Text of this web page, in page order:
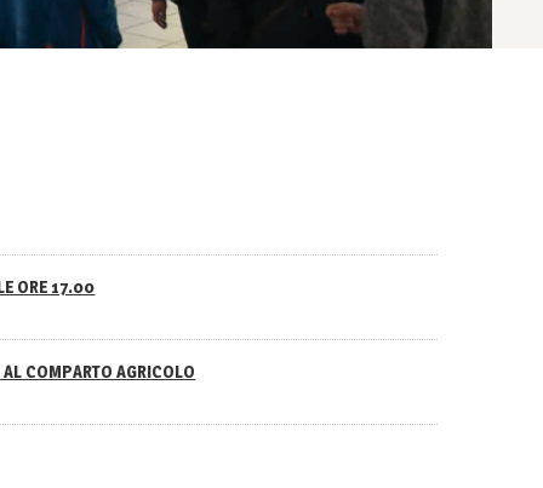
ORE 17.00
COMPARTO AGRICOLO